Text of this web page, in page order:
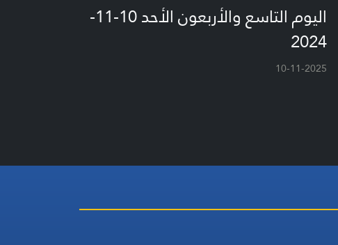
اليوم التاسع والأربعون الأحد 10-11-
2024
10-11-2025